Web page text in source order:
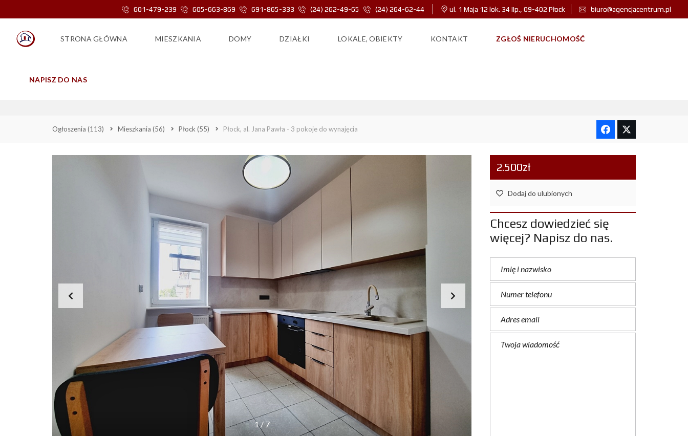
601-479-239 605-663-869 691-865-333 (24) 262-49-65 (24) 264-62-44 ul. 1 Maja 12 lok. 34 IIp., 09-402 Płock biuro@agencjacentrum.pl
STRONA GŁÓWNA MIESZKANIA DOMY DZIAŁKI LOKALE, OBIEKTY KONTAKT ZGŁOŚ NIERUCHOMOŚĆ
NAPISZ DO NAS
Ogłoszenia (113) Mieszkania (56) Płock (55) Płock, al. Jana Pawła - 3 pokoje do wynajęcia
1/7
2.500zł
Dodaj do ulubionych
Chcesz dowiedzieć się
więcej? Napisz do nas.